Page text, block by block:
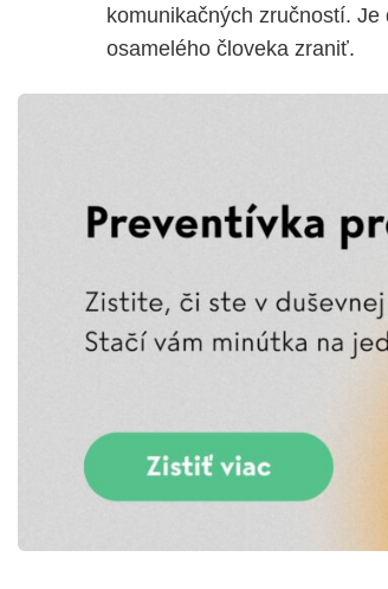
komunikačných zručností.
osamelého človeka zraniť.